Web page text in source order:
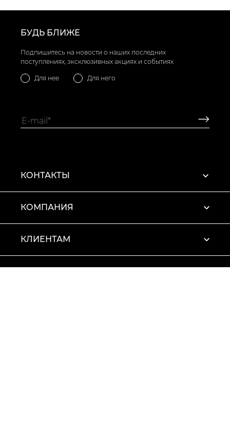
БУДЬ БЛИЖЕ
Подпишитесь на новости о наших последних
поступлениях, эксклюзивных акциях и событиях
Для нее Для него
КОНТАКТЫ
КОМПАНИЯ
КЛИЕНТАМ